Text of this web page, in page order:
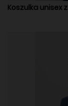
Koszulka unisex